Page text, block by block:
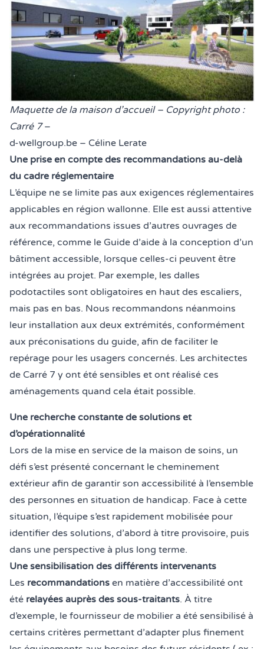
Légende de la photo :
Maquette de la maison d’accueil – Copyright photo :
Carré 7–
d-wellgroup.be – Céline Lerate
Une prise en compte des recommandations au-delà
du cadre réglementaire
L’équipe ne se limite pas aux exigences réglementaires
applicables en région wallonne. Elle est aussi attentive
aux recommandations issues d’autres ouvrages de
référence, comme le Guide d’aide à la conception d’un
bâtiment accessible, lorsque celles-ci peuvent être
intégrées au projet. Par exemple, les dalles
podotactiles sont obligatoires en haut des escaliers,
mais pas en bas. Nous recommandons néanmoins
leur installation aux deux extrémités, conformément
aux préconisations du guide, afin de faciliter le
repérage pour les usagers concernés. Les architectes
de Carré 7 y ont été sensibles et ont réalisé ces
aménagements quand cela était possible.
Une recherche constante de solutions et
d’opérationnalité
Lors de la mise en service de la maison de soins, un
défi s’est présenté concernant le cheminement
extérieur afin de garantir son accessibilité à l’ensemble
des personnes en situation de handicap. Face à cette
situation, l’équipe s’est rapidement mobilisée pour
identifier des solutions, d’abord à titre provisoire, puis
dans une perspective à plus long terme.
Une sensibilisation des différents intervenants
Les recommandations en matière d’accessibilité ont
été relayées auprès des sous-traitants. À titre
d’exemple, le fournisseur de mobilier a été sensibilisé à
certains critères permettant d’adapter plus finement